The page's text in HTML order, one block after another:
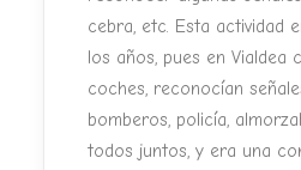
cebra, etc. Esta actividad
los años, pues en Vialdea
coches, reconocían
bomberos, policía,
todos juntos, y era una